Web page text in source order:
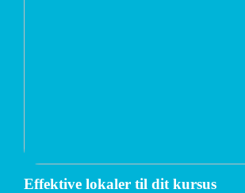
Effektive lokaler til dit kursus